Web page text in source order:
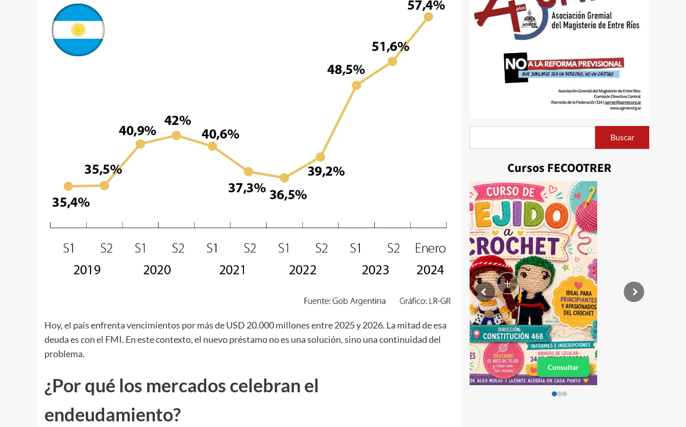
Hoy, el país enfrenta vencimientos por más de USD 20.000 millones entre 2025 y 2026. La mitad de esa
deuda es con el FMI. En este contexto, el nuevo préstamo no es una solución, sino una continuidad del
problema.
¿Por qué los mercados celebran el
endeudamiento?
Buscar
Cursos FECOOTRER
+